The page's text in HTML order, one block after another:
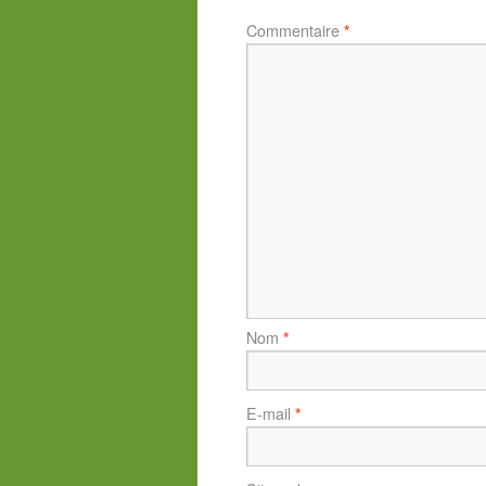
Commentaire *
Nom *
E-mail *